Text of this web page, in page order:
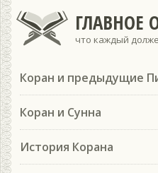
ГЛАВНОЕ
что каждый
Коран и предыдущие
Коран и Сунна
История Корана